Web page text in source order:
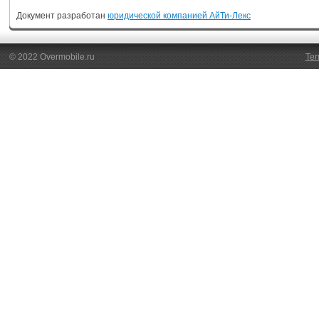
Документ разработан юридической компанией АйТи-Лекс
© 2022 Overmobile.ru